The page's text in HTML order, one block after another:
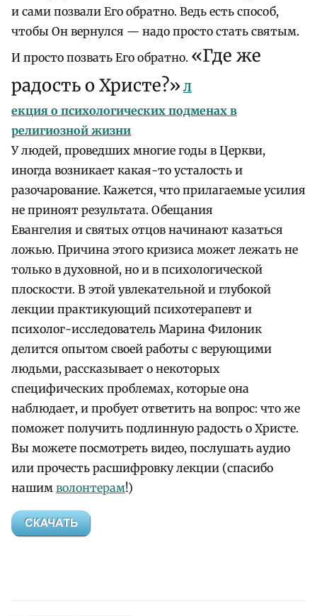
и сами позвали Его обратно. Ведь есть способ,
чтобы Он вернулся — надо просто стать святым.
И просто позвать Его обратно. «Где же
радость о Христе?» Л
екция о психологических подменах в
религиозной жизни
У людей, проведших многие годы в Церкви,
иногда возникает какая-то усталость и
разочарование. Кажется, что прилагаемые усилия
не приноят результата. Обещания
Евангелия и святых отцов начинают казаться
ложью. Причина этого кризиса может лежать не
только в духовной, но и в психологической
плоскости. В этой увлекательной и глубокой
лекции практикующий психотерапевт и
психолог-исследователь Марина Филоник
делится опытом своей работы с верующими
людьми, рассказывает о некоторых
специфических проблемах, которые она
наблюдает, и пробует ответить на вопрос: что же
поможет получить подлинную радость о Христе.
Вы можете посмотреть видео, послушать аудио
или прочесть расшифровку лекции (спасибо
нашим волонтерам!)